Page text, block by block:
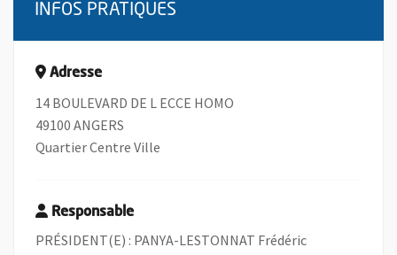
INFOS PRATIQUES
Adresse
14 BOULEVARD DE L ECCE HOMO
49100 ANGERS
Quartier Centre Ville
Responsable
PRÉSIDENT(E) : PANYA-LESTONNAT Frédéric